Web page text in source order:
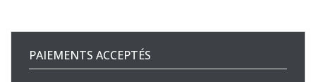
PAIEMENTS ACCEPTÉS